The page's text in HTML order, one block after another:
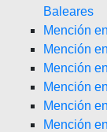
Baleares
Mención
Mención
Mención
Mención
Mención
Mención